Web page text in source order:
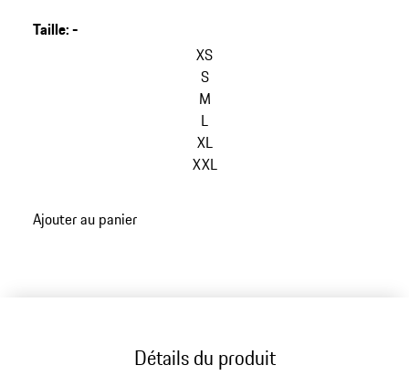
Taille:-
XS
S
M
L
XL
XXL
Ajouter au panier
Détails du produit